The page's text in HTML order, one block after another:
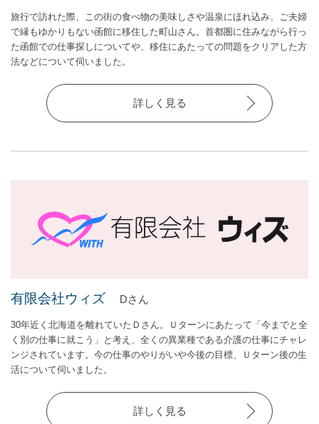
旅行で訪れた際、この街の食べ物の美味しさや温泉にほれ込み、ご夫婦
で縁もゆかりもない函館に移住した町山さん。首都圏に住みながら行っ
た函館での仕事探しについてや、移住にあたっての問題をクリアした方
法などについて伺いました。
詳しく見る
有限会社ウィズ Dさん
30年近く北海道を離れていたＤさん。Ｕターンにあたって「今までと全
く別の仕事に就こう」と考え、全くの異業種である介護の仕事にチャレ
ンジされています。今の仕事のやりがいや今後の目標、Ｕターン後の生
活について伺いました。
詳しく見る